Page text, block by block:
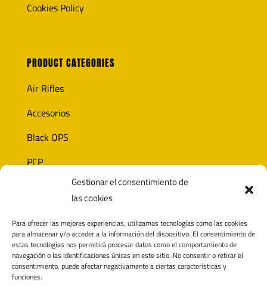
Gestionar el consentimiento de
las cookies
Para ofrecer las mejores experiencias, utilizamos tecnologías como las cookies
para almacenar y/o acceder a la información del dispositivo. El consentimiento de
estas tecnologías nos permitirá procesar datos como el comportamiento de
navegación o las identificaciones únicas en este sitio. No consentir o retirar el
consentimiento, puede afectar negativamente a ciertas características y
funciones.
Cookies Policy
PRODUCT CATEGORIES
Air Rifles
Accesorios
Black OPS
PCP
Ammunition
CONTACT